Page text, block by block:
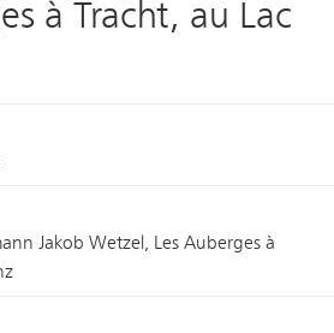
à Tracht, au Lac
Jakob Wetzel, Les Auberges à